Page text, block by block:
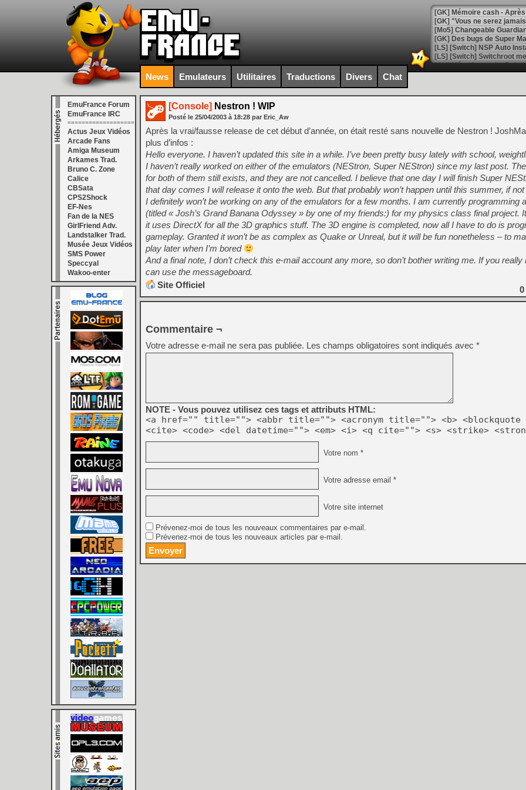
[GK] Mémoire cash -
[GK] "Vous ne serez
[Mo5] Changeable
[GK] Des bugs de Super
[LS] [Switch] NSP Auto
[GK] La saga horrifique
[GK] Le portage de Super
[Mo5] Le jeu de course
[GK] Guillermo del Toro
[LTF] Eté 2026 - Séquence
[GK] Mistfall Hunter : déjà
[GK] Wo Long 2 évolue
[GK] Crossfire : un TPS à
[LS] [PS5] Premiers
[Mo5] DOOM arrive en
[GK] Bethesda fête les 30
[GK] Roblox : l'action en
[GK] Agenda - GeForce
[GK] Devolver Digital en a
[LS] [PS5] ps5-y2jb-
[GK] Pourquoi Marvel
[GK] Test : Restory : Chill
[GK] GTA 6 : Rockstar
[GK] Hot Wheels Infinite
[GK] Mémoire cash -
[GK] Résultats Nintendo :
[GK] Dans ce jeu de
News Emulateurs Utilitaires Traductions Divers Chat
EmuFrance Forum
EmuFrance IRC
===================
Actus Jeux Vidéos
Arcade Fans
Amiga Museum
Arkames Trad.
Bruno C. Zone
Calice
CBSata
CPS2Shock
EF-Nes
Fan de la NES
GirlFriend Adv.
Landstalker Trad.
Musée Jeux Vidéos
SMS Power
Speccyal
Wakoo-enter
[Console] Nestron ! WIP
Posté le 25/04/2003 à 18:28 par Eric_Aw
Après la vrai/fausse release de cet début d’année, on était resté sans nouvelle de Nestron !
plus d’infos :
Hello everyone. I haven’t updated this site in a while. I’ve been pretty busy lately with school,
I haven’t really worked on either of the emulators (NEStron, Super NEStron) since my last post.
for both of them still exists, and they are not cancelled. I believe that one day I will finish Super
that day comes I will release it onto the web. But that probably won’t happen until this summer, if not
I definitely won’t be working on any of the emulators for a few months. I am currently programming
(titled « Josh’s Grand Banana Odyssey » by one of my friends:) for my physics class final project.
it uses DirectX for all the 3D graphics stuff. The 3D engine is completed, now all I have to do is
gameplay. Granted it won’t be as complex as Quake or Unreal, but it will be fun nonetheless – to
play later when I’m bored
And a final note, I don’t check this e-mail account any more, so don’t bother writing me. If you really
can use the messageboard.
Site Officiel
0
Commentaire ¬
Votre adresse e-mail ne sera pas publiée. Les champs obligatoires sont indiqués avec *
NOTE - Vous pouvez utilisez ces tags et attributs HTML:
<a href="" title=""> <abbr title=""> <acronym title=""> <b> <blockquote
<cite> <code> <del datetime=""> <em> <i> <q cite=""> <s> <strike>
Votre nom *
Votre adresse email *
Votre site internet
Prévenez-moi de tous les nouveaux commentaires par e-mail.
Prévenez-moi de tous les nouveaux articles par e-mail.